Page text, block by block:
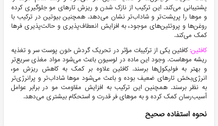
پشتیبانی می‌کند. این ترکیب از نازک شدن و ریزش تارهای مو جلوگیری کرده
و موها را پرپشت‌تر و شاداب‌تر نشان می‌دهد. همچنین بیوتین در ترکیب با
روغن‌ها و پروتئین‌های موجود، به افزایش انعطاف‌پذیری و حالت‌پذیری فرها
کمک می‌کند.
کافئین: کافئین یکی از ترکیبات مؤثر در تحریک گردش خون پوست سر و تغذیه
ریشه موهاست. وجود این ماده در لوسیون باعث می‌شود مواد مغذی سریع‌تر
و بهتر به فولیکول‌ها برسند. کافئین علاوه بر کمک به کاهش ریزش مو،
انرژی‌بخش تارهای ضعیف بوده و باعث می‌شود موها شاداب‌تر و پرانرژی‌تر
به نظر برسند. همچنین این ترکیب به افزایش مقاومت مو در برابر عوامل
آسیب‌رسان کمک کرده و به موهای فر قدرت و استحکام بیشتری می‌دهد.
نحوه استفاده صحیح